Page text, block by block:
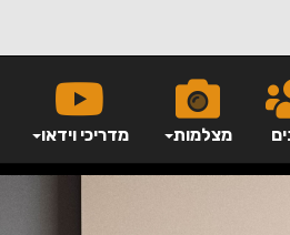
מדריכי וידאו מצלמות